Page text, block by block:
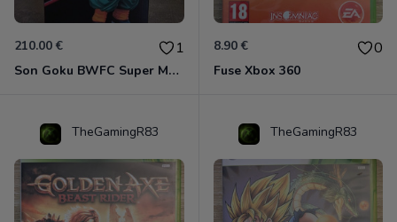
210.00 € 1
Son Goku BWFC Super Master Stars
8.90 € 0
Fuse Xbox 360
TheGamingR83 TheGamingR83